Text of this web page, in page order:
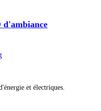
et électriques.